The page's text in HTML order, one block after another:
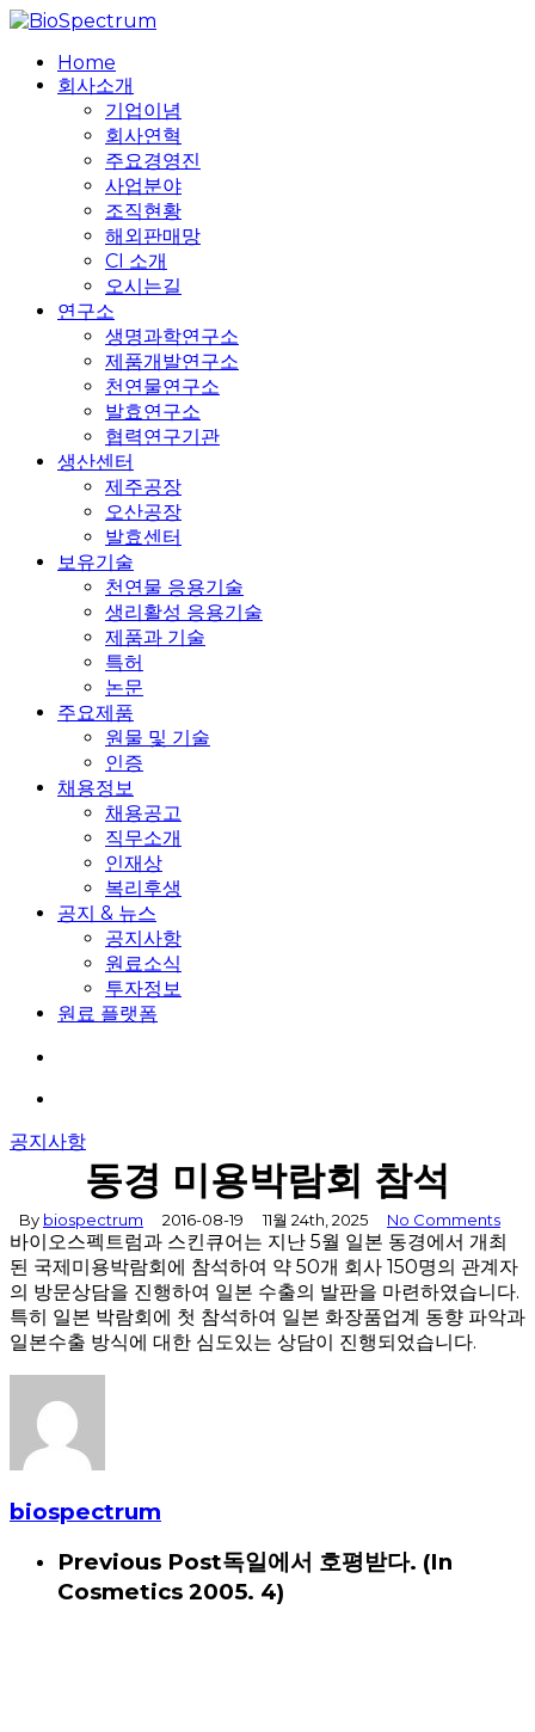
Skip
main
content
search
MenuHome
회사소개
기업이념
회사연혁
주요경영진
사업분야
조직현황
해외판매망
CI 소개
오시는길
연구소
생명과학연구소
제품개발연구소
천연물연구소
발효연구소
협력연구기관
생산센터
제주공장
오산공장
발효센터
보유기술
천연물 응용기술
생리활성 응용기술
제품과 기술
특허
논문
주요제품
원물 및 기술
인증
채용정보
채용공고
직무소개
인재상
복리후생
공지 & 뉴스
공지사항
원료소식
투자정보
원료 플랫폼
공지사항
동경 미용박람회 참석
By biospectrum 2016-08-19 11월 24th, 2025 No Comments
바이오스펙트럼과 스킨큐어는 지난 5월 일본 동경에서 개최
된 국제미용박람회에 참석하여 약 50개 회사 150명의 관계자
의 방문상담을 진행하여 일본 수출의 발판을 마련하였습니다.
특히 일본 박람회에 첫 참석하여 일본 화장품업계 동향 파악과
일본수출 방식에 대한 심도있는 상담이 진행되었습니다.
biospectrum
Previous Post독일에서 호평받다. (In
Cosmetics 2005. 4)